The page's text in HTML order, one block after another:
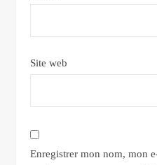
Site web
Enregistrer mon nom, mon